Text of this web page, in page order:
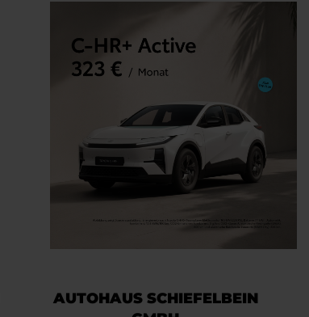
AUTOHAUS SCHIEFELBEIN